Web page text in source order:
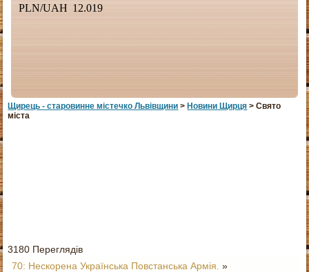
Щирець - старовинне мiстечко Львiвщини >Новини Щирця > Свято
міста
3180 Переглядів
70: Нескорена Українська Повстанська Армія. »